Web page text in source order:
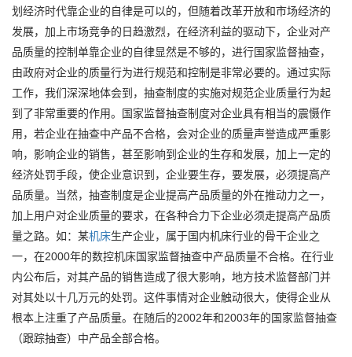
划经济时代靠企业的自律是可以的，但随着改革开放和市场经济的
发展，加上市场竞争的日趋激烈，在经济利益的驱动下，企业对产
品质量的控制单靠企业的自律显然是不够的，进行国家监督抽查，
由政府对企业的质量行为进行规范和控制是非常必要的。通过实际
工作，我们深深地体会到，抽查制度的实施对规范企业质量行为起
到了非常重要的作用。国家监督抽查制度对企业具有相当的震慑作
用，若企业在抽查中产品不合格，会对企业的质量声誉造成严重影
响，影响企业的销售，甚至影响到企业的生存和发展，加上一定的
经济处罚手段，使企业意识到，企业要生存，要发展，必须提高产
品质量。当然，抽查制度是企业提高产品质量的外在推动力之一，
加上用户对企业质量的要求，在各种合力下企业必须走提高产品质
量之路。如：某机床生产企业，属于国内机床行业的骨干企业之
一，在2000年的数控机床国家监督抽查中产品质量不合格。在行业
内公布后，对其产品的销售造成了很大影响，地方技术监督部门并
对其处以十几万元的处罚。这件事情对企业触动很大，使得企业从
根本上注重了产品质量。在随后的2002年和2003年的国家监督抽查
（跟踪抽查）中产品全部合格。